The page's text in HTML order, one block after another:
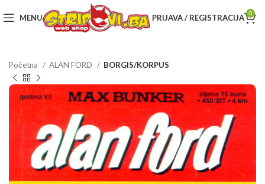
MENU PRIJAVA / REGISTRACIJA 0
Početna ALAN FORD BORGIS/KORPUS